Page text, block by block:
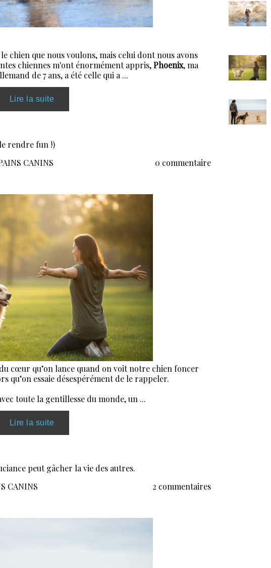
chien que nous voulons, mais celui dont nous avons
chiennes m'ont énormément appris,Phoenix, ma
de 7 ans, a été celle qui a ...
rendre fun !)
CANINS 0 commentaire
cœur qu’on lance quand on voit notre chien foncer
qu’on essaie désespérément de le rappeler.
toute la gentillesse du monde, un ...
peut gâcher la vie des autres.
CANINS 2 commentaires